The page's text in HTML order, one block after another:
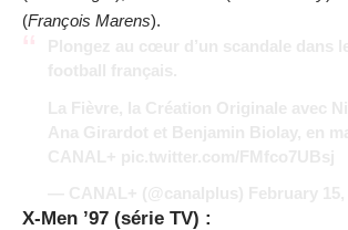
(François Marens).
X-Men ’97 (série TV) :